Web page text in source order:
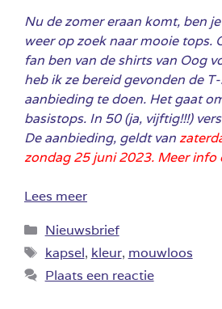
Nu de zomer eraan komt, ben
weer op zoek naar mooie tops.
fan ben van de shirts van Oog
heb ik ze bereid gevonden de
aanbieding te doen. Het gaat
basistops. In 50 (ja, vijftig!!!)
De aanbieding, geldt van
zondag 25 juni 2023. Meer info
Lees meer
Categorieën
Nieuwsbrief
Tags
kapsel, kleur, mouwloos
Plaats een reactie